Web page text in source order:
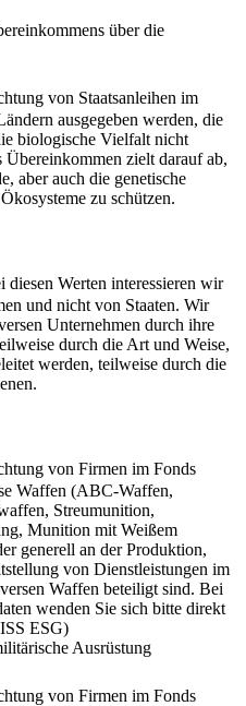
über die
von Staatsanleihen im
ausgegeben werden, die
biologische Vielfalt nicht
Übereinkommen zielt darauf ab,
aber auch die genetische
zu schützen.
diesen Werten interessieren wir
und nicht von Staaten. Wir
Unternehmen durch ihre
durch die Art und Weise,
werden, teilweise durch die
von Firmen im Fonds
Waffen (ABC-Waffen,
Streumunition,
Munition mit Weißem
generell an der Produktion,
von Dienstleistungen im
Waffen beteiligt sind. Bei
wenden Sie sich bitte direkt
ESG)
Ausrüstung
von Firmen im Fonds